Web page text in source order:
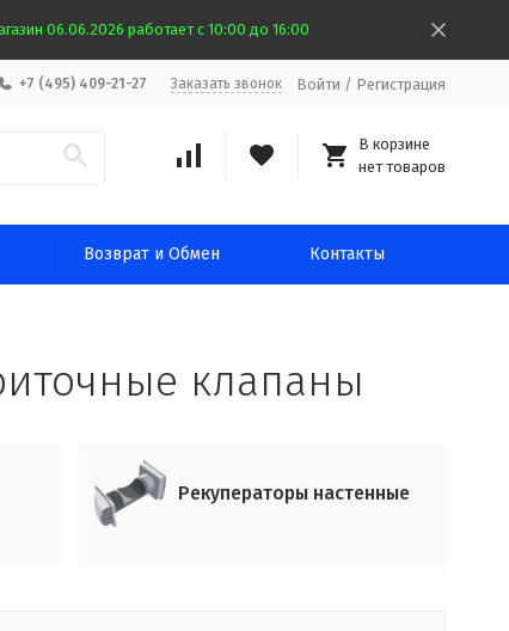
06.06.2026 работает с 10:00 до 16:00
+7 (495) 409-21-27 Заказать звонок Войти / Регистрация
В корзине
нет товаров
Возврат и Обмен Контакты
клапаны
Рекуператоры настенные